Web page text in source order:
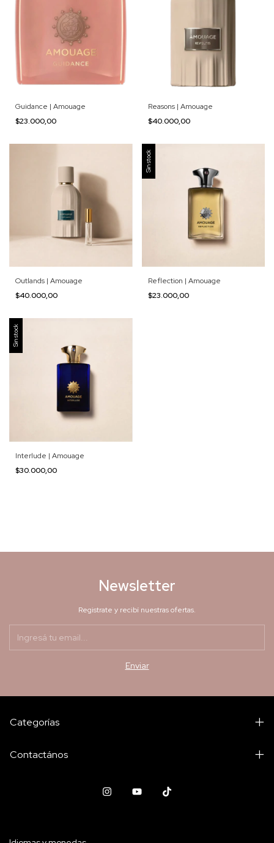
Guidance | Amouage
$23.000,00
Reasons | Amouage
$40.000,00
Outlands | Amouage
$40.000,00
Sin stock
Reflection | Amouage
$23.000,00
Sin stock
Interlude | Amouage
$30.000,00
Newsletter
Registrate y recibí nuestras ofertas.
Categorías
Contactános